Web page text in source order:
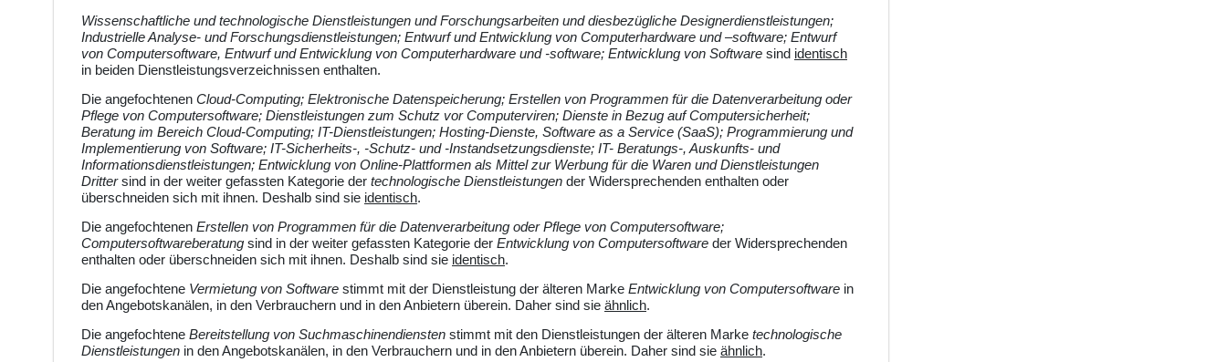
Wissenschaftliche und technologische Dienstleistungen und Forschungsarbeiten und diesbezügliche Designerdienstleistungen;
Industrielle Analyse- und Forschungsdienstleistungen; Entwurf und Entwicklung von Computerhardware und –software; Entwurf
von Computersoftware, Entwurf und Entwicklung von Computerhardware und -software; Entwicklung von Software sind identisch
in beiden Dienstleistungsverzeichnissen enthalten.
Die angefochtenen Cloud-Computing; Elektronische Datenspeicherung; Erstellen von Programmen für die Datenverarbeitung oder
Pflege von Computersoftware; Dienstleistungen zum Schutz vor Computerviren; Dienste in Bezug auf Computersicherheit;
Beratung im Bereich Cloud-Computing; IT-Dienstleistungen; Hosting-Dienste, Software as a Service (SaaS); Programmierung und
Implementierung von Software; IT-Sicherheits-, -Schutz- und -Instandsetzungsdienste; IT- Beratungs-, Auskunfts- und
Informationsdienstleistungen; Entwicklung von Online-Plattformen als Mittel zur Werbung für die Waren und Dienstleistungen
Drittersind in der weiter gefassten Kategorie der technologische Dienstleistungen der Widersprechenden enthalten oder
überschneiden sich mit ihnen. Deshalb sind sie identisch.
Die angefochtenen Erstellen von Programmen für die Datenverarbeitung oder Pflege von Computersoftware;
Computersoftwareberatung sind in der weiter gefassten Kategorie der Entwicklung von Computersoftware der Widersprechenden
enthalten oder überschneiden sich mit ihnen. Deshalb sind sie identisch.
Die angefochtene Vermietung von Software stimmt mit der Dienstleistung der älteren Marke Entwicklung von Computersoftware in
den Angebotskanälen, in den Verbrauchern und in den Anbietern überein. Daher sind sie ähnlich.
Die angefochtene Bereitstellung von Suchmaschinendiensten stimmt mit den Dienstleistungen der älteren Marke technologische
Dienstleistungen in den Angebotskanälen, in den Verbrauchern und in den Anbietern überein. Daher sind sie ähnlich.